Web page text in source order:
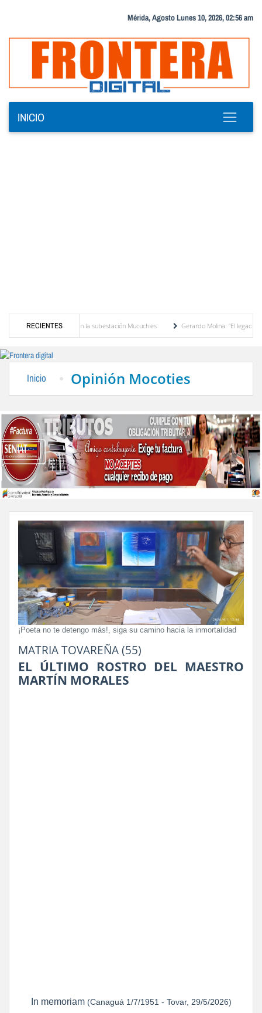
Mérida, Agosto Lunes 10, 2026, 02:56 am
INICIO
RECIENTES
potencia en la subestación Mucuchies
Gerardo Molina: “El legado de Alberto
Inicio Opinión Mocoties
¡Poeta no te detengo más!, siga su camino hacia la inmortalidad
MATRIA TOVAREÑA (55)
EL ÚLTIMO ROSTRO DEL MAESTRO
MARTÍN MORALES
In memoriam (Canaguá 1/7/1951 - Tovar, 29/5/2026)